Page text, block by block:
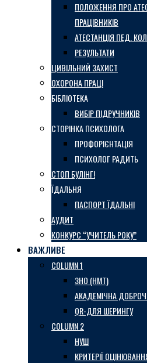
ПОЛОЖЕННЯ ПРО
ПРАЦІВНИКІВ
АТЕСТАНЦІЯ ПЕД.
РЕЗУЛЬТАТИ
ЦИВІЛЬНИЙ ЗАХИСТ
ОХОРОНА ПРАЦІ
БІБЛІОТЕКА
ВИБІР ПІДРУЧНИКІВ
СТОРІНКА ПСИХОЛОГА
ПРОФОРІЄНТАЦІЯ
ПСИХОЛОГ РАДИТЬ
СТОП БУЛІНГ!
ЇДАЛЬНЯ
ПАСПОРТ ЇДАЛЬНІ
АУДИТ
КОНКУРС “УЧИТЕЛЬ РОКУ”
ВАЖЛИВЕ
COLUMN 1
ЗНО (НМТ)
АКАДЕМІЧНА
QR-ДЛЯ ШЕРИНГУ
COLUMN 2
НУШ
КРИТЕРІЇ